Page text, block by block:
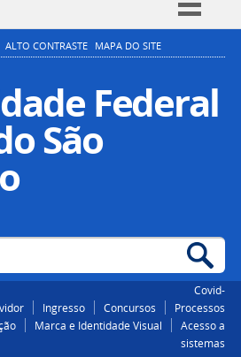
Simplifique!
Participe
Acesso à informação
Legislação
ALTO CONTRASTE MAPA DO SITE
Federal
São
Covid-
Ingresso Concursos
Processos
Marca e Identidade Visual
Acesso a
sistemas